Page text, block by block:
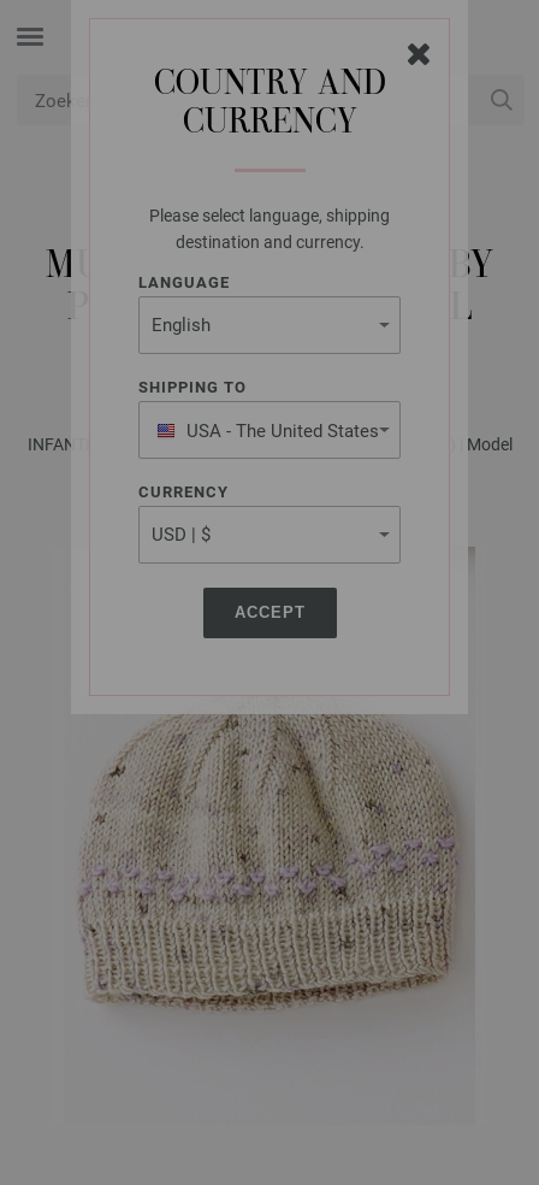
COUNTRY AND
CURRENCY
Please select language, shipping
destination and currency.
LANGUAGE
SHIPPING TO
USA - The United States
of America
CURRENCY
ACCEPT
LANA GROSSA
MUTS COOL WOOL BABY
PRINT PUNTO & COOL
WOOL BABY
INFANTI No. 18 - Tijdschrift (DE) + Breibeschrijvingen (NL) | Model